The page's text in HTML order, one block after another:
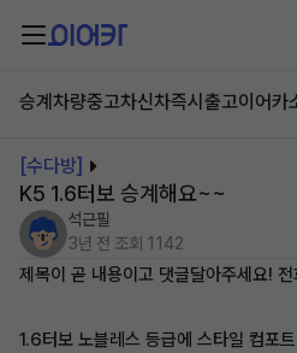
승계차량중고차신차즉시출고이어카
[수다방]
K5 1.6터보 승계해요~~
석근필
3년 전 조회 1142
제목이 곧 내용이고 댓글달아주세요!
1.6터보 노블레스 등급에 스타일 컴포